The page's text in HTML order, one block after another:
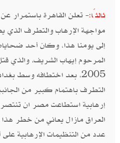
ثالثًا:- تعلن القاهرة باستمرار
مواجهة الإرهاب والتطرف الذي
إلى يومنا هذا، وكان أحد
المرحوم إيهاب الشريف، والذي
2005، بعد اختطافه وسط
التطرف باهتمام كبير من
إرهابية استطاعت مصر ان تنتصر
العراق مازال يعاني من خطر
عدد من التنظيمات الإرهابية